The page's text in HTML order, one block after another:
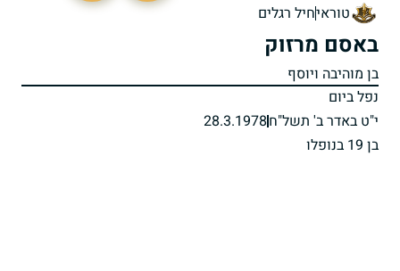
טוראיחיל רגלים
באסם מרזוק
בן מוהיבה ויוסף
נפל ביום
י"ט באדר ב' תשל"ח28.3.1978
בן 19 בנופלו